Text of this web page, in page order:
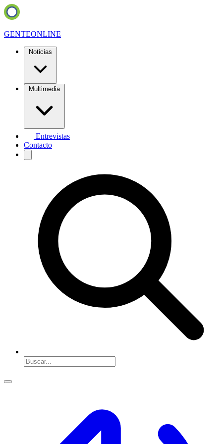
GENTEONLINE
Noticias
Multimedia
Entrevistas
Contacto